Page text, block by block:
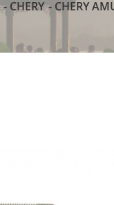
CHERY CHERY